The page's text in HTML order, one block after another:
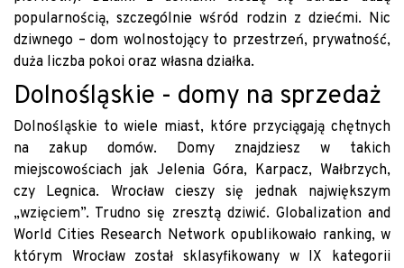
popularnością, szczególnie wśród rodzin z dziećmi. Nic
dziwnego – dom wolnostojący to przestrzeń, prywatność,
duża liczba pokoi oraz własna działka.
Dolnośląskie - domy na sprzedaż
Dolnośląskie to wiele miast, które przyciągają chętnych
na zakup domów. Domy znajdziesz w takich
miejscowościach jak Jelenia Góra, Karpacz, Wałbrzych,
czy Legnica. Wrocław cieszy się jednak największym
„wzięciem”. Trudno się zresztą dziwić. Globalization and
World Cities Research Network opublikowało ranking, w
którym Wrocław został sklasyfikowany w IX kategorii